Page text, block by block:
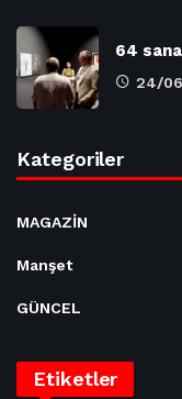
64
24/
Kategoriler
MAGAZİN
Manşet
GÜNCEL
Etiketler